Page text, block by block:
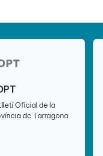
Oficial de la
de Tarragona